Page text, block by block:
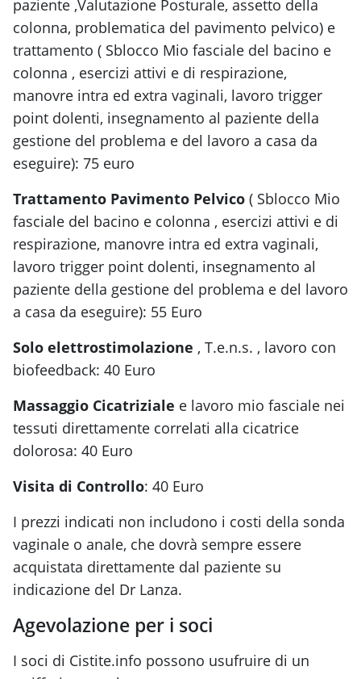
paziente ,Valutazione Posturale, assetto della
colonna, problematica del pavimento pelvico) e
trattamento ( Sblocco Mio fasciale del bacino e
colonna , esercizi attivi e di respirazione,
manovre intra ed extra vaginali, lavoro trigger
point dolenti, insegnamento al paziente della
gestione del problema e del lavoro a casa da
eseguire): 75 euro
Trattamento Pavimento Pelvico ( Sblocco Mio
fasciale del bacino e colonna , esercizi attivi e di
respirazione, manovre intra ed extra vaginali,
lavoro trigger point dolenti, insegnamento al
paziente della gestione del problema e del lavoro
a casa da eseguire): 55 Euro
Solo elettrostimolazione , T.e.n.s. , lavoro con
biofeedback: 40 Euro
Massaggio Cicatriziale e lavoro mio fasciale nei
tessuti direttamente correlati alla cicatrice
dolorosa: 40 Euro
Visita di Controllo: 40 Euro
I prezzi indicati non includono i costi della sonda
vaginale o anale, che dovrà sempre essere
acquistata direttamente dal paziente su
indicazione del Dr Lanza.
Agevolazione per i soci
I soci di Cistite.info possono usufruire di un